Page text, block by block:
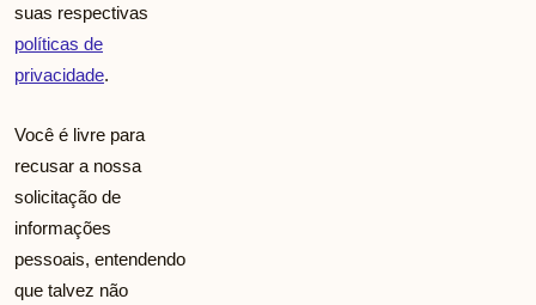
suas respectivas
políticas de
privacidade.
Você é livre para
recusar a nossa
solicitação de
informações
pessoais, entendendo
que talvez não